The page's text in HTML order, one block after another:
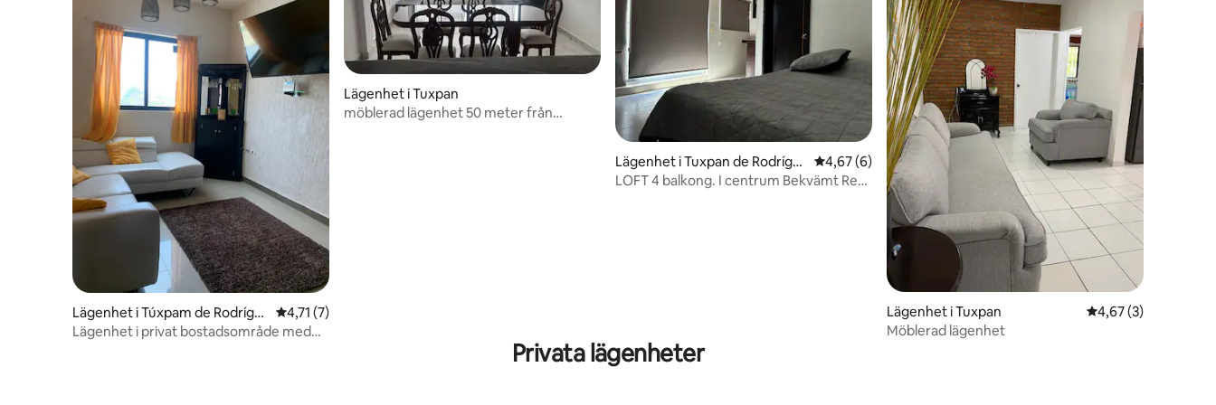
Lägenhet i Túxpam de Rodrígu
ez Cano
4,71 av 5 i genomsnittligt betyg, 7 omdömen
4,71 (7)
Lägenhet i privat bostadsområde med
Lägenhet i Tuxpan
möblerad lägenhet 50 meter från
Lägenhet i Tuxpan de Rodrígu
ez Cano Centro
4,67 av 5 i genomsnittligt betyg, 6 omdömen
4,67 (6)
LOFT 4 balkong. I centrum Bekvämt Rent
Lägenhet i Tuxpan 4,67 av 5 i
4,67 (3)
Möblerad lägenhet
Privata lägenheter